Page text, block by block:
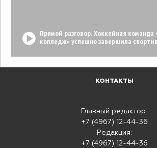
Прямой разговор. Хоккейная команда
колледж» успешно завершила
КОНТАКТЫ
Главный редактор:
+7 (4967) 12-44-36
Редакция:
+7 (4967) 12-44-36